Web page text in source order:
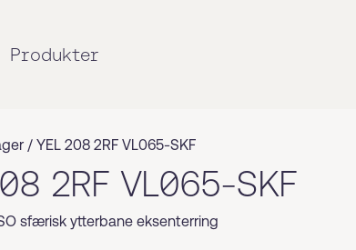
Produkter
/ YEL 208 2RF VL065-SKF
2RF VL065-SKF
sfærisk ytterbane eksenterring